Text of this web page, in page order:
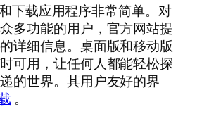
下载应用程序非常简单。对
多功能的用户，官方网站提
详细信息。桌面版和移动版
可用，让任何人都能轻松探
的世界。其用户友好的界
。